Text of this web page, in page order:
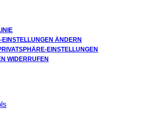
EINSTELLUNGEN ÄNDERN
EINSTELLUNGEN
WIDERRUFEN